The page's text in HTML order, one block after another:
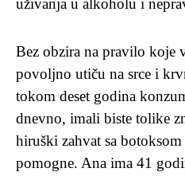
uživanja u alkoholu i
Bez obzira na pravilo koje
povoljno utiču na srce i
tokom deset godina
dnevno, imali biste tolike
hiruški zahvat sa
pomogne. Ana ima 41